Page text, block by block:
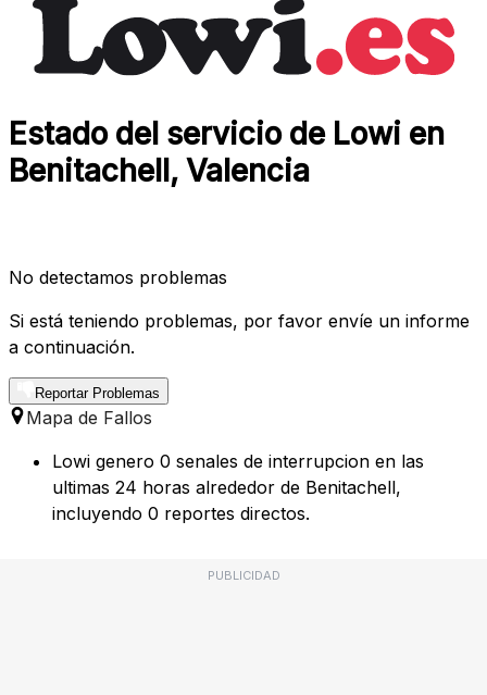
Estado del servicio de Lowi en
Benitachell, Valencia
No detectamos problemas
Si está teniendo problemas, por favor envíe un informe
a continuación.
Reportar Problemas
Mapa de Fallos
Lowi genero 0 senales de interrupcion en las
ultimas 24 horas alrededor de Benitachell,
incluyendo 0 reportes directos.
PUBLICIDAD